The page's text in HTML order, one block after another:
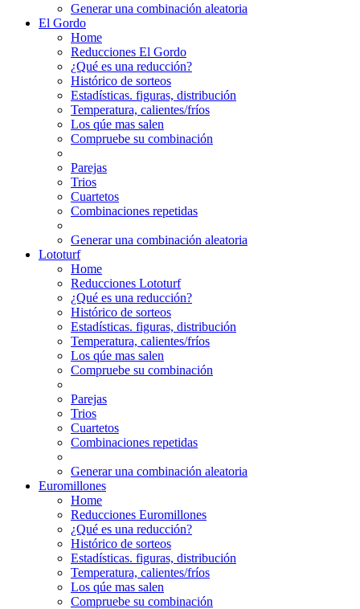
Generar una combinación aleatoria
El Gordo
Home
Reducciones El Gordo
¿Qué es una reducción?
Histórico de sorteos
Estadísticas. figuras, distribución
Temperatura, calientes/fríos
Los qúe mas salen
Compruebe su combinación
Parejas
Trios
Cuartetos
Combinaciones repetidas
Generar una combinación aleatoria
Lototurf
Home
Reducciones Lototurf
¿Qué es una reducción?
Histórico de sorteos
Estadísticas. figuras, distribución
Temperatura, calientes/fríos
Los qúe mas salen
Compruebe su combinación
Parejas
Trios
Cuartetos
Combinaciones repetidas
Generar una combinación aleatoria
Euromillones
Home
Reducciones Euromillones
¿Qué es una reducción?
Histórico de sorteos
Estadísticas. figuras, distribución
Temperatura, calientes/fríos
Los qúe mas salen
Compruebe su combinación